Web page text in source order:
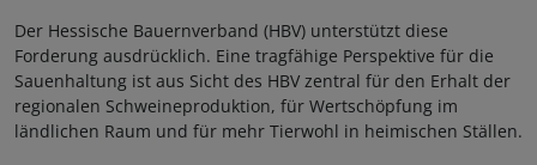
Der Hessische Bauernverband (HBV) unterstützt diese
Forderung ausdrücklich. Eine tragfähige Perspektive für die
Sauenhaltung ist aus Sicht des HBV zentral für den Erhalt der
regionalen Schweineproduktion, für Wertschöpfung im
ländlichen Raum und für mehr Tierwohl in heimischen Ställen.